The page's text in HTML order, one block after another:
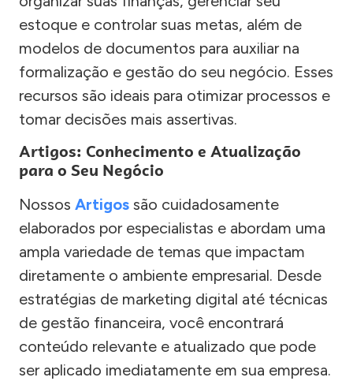
estoque e controlar suas metas, além de
modelos de documentos para auxiliar na
formalização e gestão do seu negócio. Esses
recursos são ideais para otimizar processos e
tomar decisões mais assertivas.
Artigos: Conhecimento e Atualização
para o Seu Negócio
Nossos Artigos são cuidadosamente
elaborados por especialistas e abordam uma
ampla variedade de temas que impactam
diretamente o ambiente empresarial. Desde
estratégias de marketing digital até técnicas
de gestão financeira, você encontrará
conteúdo relevante e atualizado que pode
ser aplicado imediatamente em sua empresa.